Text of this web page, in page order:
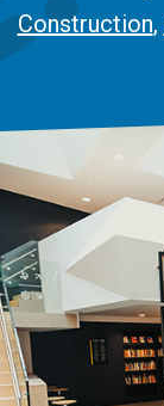
Construction,